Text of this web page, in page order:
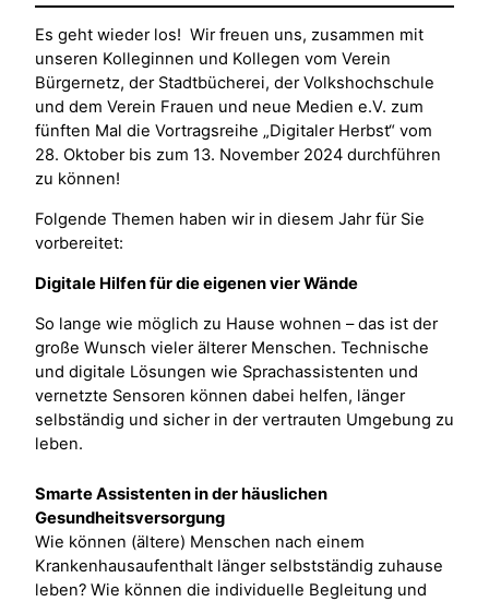
Es geht wieder los! Wir freuen uns, zusammen mit
unseren Kolleginnen und Kollegen vom Verein
Bürgernetz, der Stadtbücherei, der Volkshochschule
und dem Verein Frauen und neue Medien e.V. zum
fünften Mal die Vortragsreihe „Digitaler Herbst“ vom
28. Oktober bis zum 13. November 2024 durchführen
zu können!
Folgende Themen haben wir in diesem Jahr für Sie
vorbereitet:
Digitale Hilfen für die eigenen vier Wände
So lange wie möglich zu Hause wohnen – das ist der
große Wunsch vieler älterer Menschen. Technische
und digitale Lösungen wie Sprachassistenten und
vernetzte Sensoren können dabei helfen, länger
selbständig und sicher in der vertrauten Umgebung zu
leben.
Smarte Assistenten in der häuslichen
Gesundheitsversorgung
Wie können (ältere) Menschen nach einem
Krankenhausaufenthalt länger selbstständig zuhause
leben? Wie können die individuelle Begleitung und